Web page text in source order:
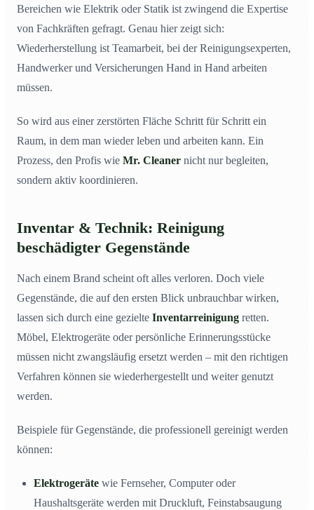
Bereichen wie Elektrik oder Statik ist zwingend die Expertise
von Fachkräften gefragt. Genau hier zeigt sich:
Wiederherstellung ist Teamarbeit, bei der Reinigungsexperten,
Handwerker und Versicherungen Hand in Hand arbeiten
müssen.
So wird aus einer zerstörten Fläche Schritt für Schritt ein
Raum, in dem man wieder leben und arbeiten kann. Ein
Prozess, den Profis wie Mr. Cleaner nicht nur begleiten,
sondern aktiv koordinieren.
Inventar & Technik: Reinigung
beschädigter Gegenstände
Nach einem Brand scheint oft alles verloren. Doch viele
Gegenstände, die auf den ersten Blick unbrauchbar wirken,
lassen sich durch eine gezielte Inventarreinigung retten.
Möbel, Elektrogeräte oder persönliche Erinnerungsstücke
müssen nicht zwangsläufig ersetzt werden – mit den richtigen
Verfahren können sie wiederhergestellt und weiter genutzt
werden.
Beispiele für Gegenstände, die professionell gereinigt werden
können:
Elektrogeräte wie Fernseher, Computer oder
Haushaltsgeräte werden mit Druckluft, Feinstabsaugung